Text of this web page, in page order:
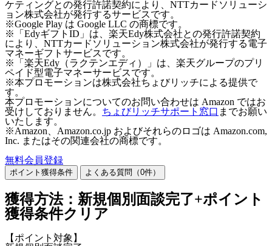
ケティングとの発行許諾契約により、NTTカードソリューシ
ョン株式会社が発行するサービスです。
※Google Play は Google LLC の商標です。
※「EdyギフトID」は、楽天Edy株式会社との発行許諾契約
により、NTTカードソリューション株式会社が発行する電子
マネーギフトサービスです。
※「楽天Edy（ラクテンエディ）」は、楽天グループのプリ
ペイド型電子マネーサービスです。
※本プロモーションは株式会社ちょびリッチによる提供で
す。
本プロモーションについてのお問い合わせは Amazon ではお
受けしておりません。 ちょびリッチサポート窓口 までお願い
いたします。
※Amazon、Amazon.co.jp およびそれらのロゴは Amazon.com,
Inc. またはその関連会社の商標です。
無料会員登録
ポイント獲得条件 よくある質問（0件）
獲得方法：新規個別面談完了+ポイント
獲得条件クリア
【ポイント対象】